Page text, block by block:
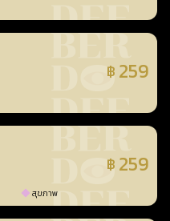
฿ 259
฿ 259
สุขภาพ